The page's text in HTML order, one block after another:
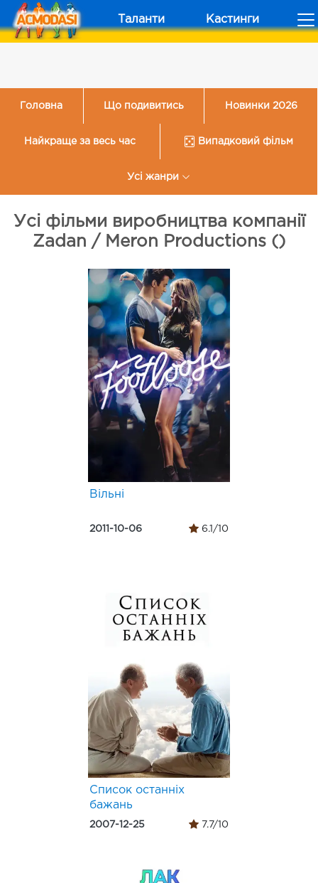
Таланти Кастинги
Головна Що подивитись Новинки 2026
Найкраще за весь час Випадковий фільм
Усі жанри
Усі фільми виробництва компанії
Zadan / Meron Productions ()
Вільні
2011-10-06 6.1/10
Список останніх
бажань
2007-12-25 7.7/10